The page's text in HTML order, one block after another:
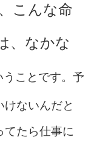
こんな命
、なかな
うことです。予
ないんだと
てたら仕事に